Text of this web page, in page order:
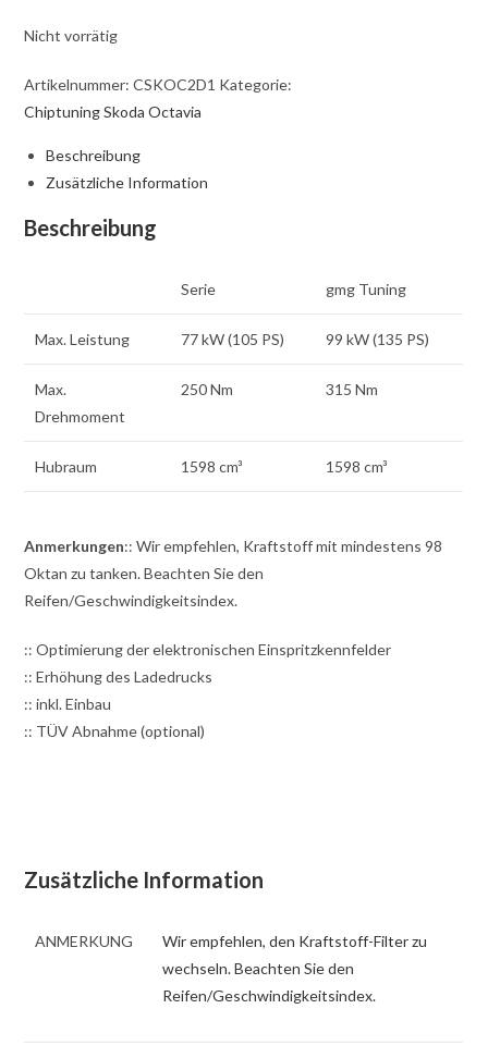
Nicht vorrätig
Artikelnummer:CSKOC2D1 Kategorie:
Chiptuning Skoda Octavia
Beschreibung
Zusätzliche Information
Beschreibung
Serie gmg Tuning
Max. Leistung 77 kW (105 PS) 99 kW (135 PS)
Max.
Drehmoment
250 Nm 315 Nm
Hubraum 1598 cm³ 1598 cm³
Anmerkungen:: Wir empfehlen, Kraftstoff mit mindestens 98
Oktan zu tanken. Beachten Sie den
Reifen/Geschwindigkeitsindex.
:: Optimierung der elektronischen Einspritzkennfelder
:: Erhöhung des Ladedrucks
:: inkl. Einbau
:: TÜV Abnahme (optional)
Zusätzliche Information
ANMERKUNG
Wir empfehlen, den Kraftstoff-Filter zu
wechseln. Beachten Sie den
Reifen/Geschwindigkeitsindex.